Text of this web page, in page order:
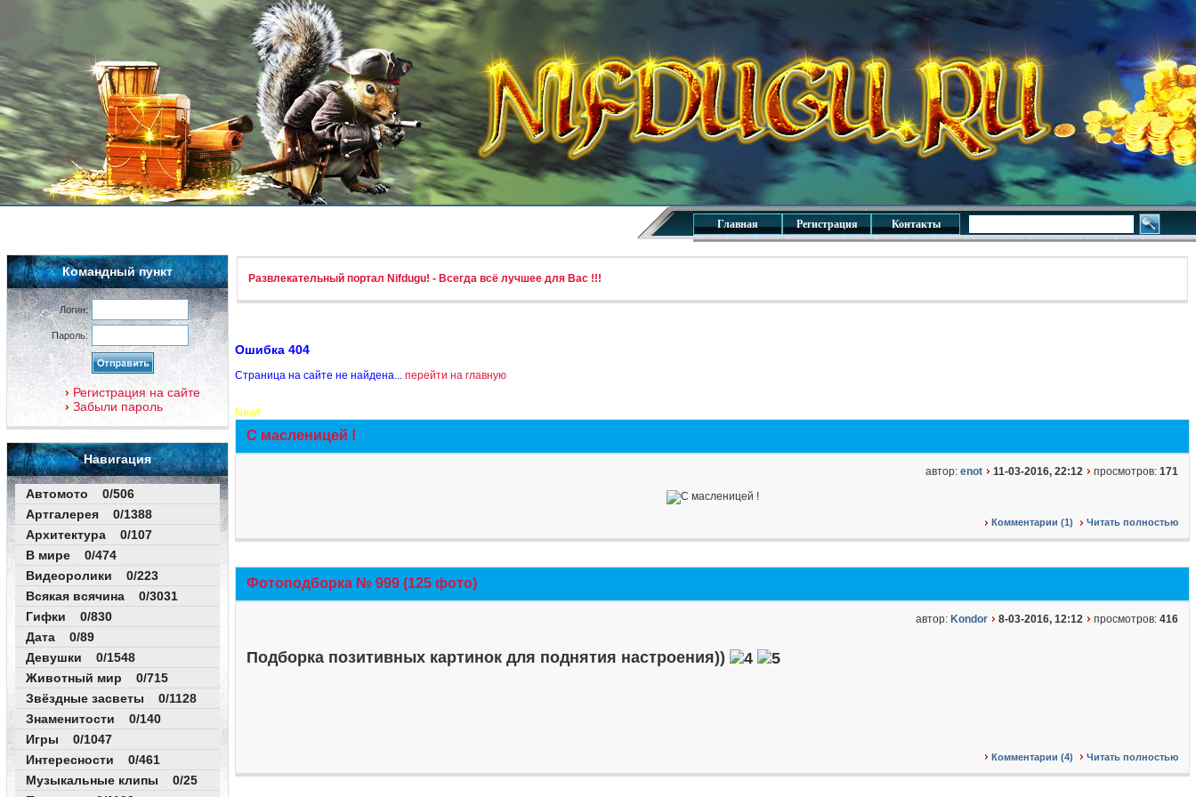
Главная Регистрация Контакты
Командный пункт
Логин:
Пароль:
Регистрация на сайте
Забыли пароль
Навигация
Автомото 0/506
Артгалерея 0/1388
Архитектура 0/107
В мире 0/474
Видеоролики 0/223
Всякая всячина 0/3031
Гифки 0/830
Дата 0/89
Девушки 0/1548
Животный мир 0/715
Звёздные засветы 0/1128
Знаменитости 0/140
Игры 0/1047
Интересности 0/461
Музыкальные клипы 0/25
Развлекательный портал Nifdugu! - Всегда всё лучшее для Вас !!!
Ошибка 404
Страница на сайте не найдена... перейти на главную
New!
С масленицей !
автор: enot 11-03-2016, 22:12 просмотров: 171
Комментарии (1) Читать полностью
Фотоподборка № 999 (125 фото)
автор: Kondor 8-03-2016, 12:12 просмотров: 416
Подборка позитивных картинок для поднятия настроения))
Комментарии (4) Читать полностью